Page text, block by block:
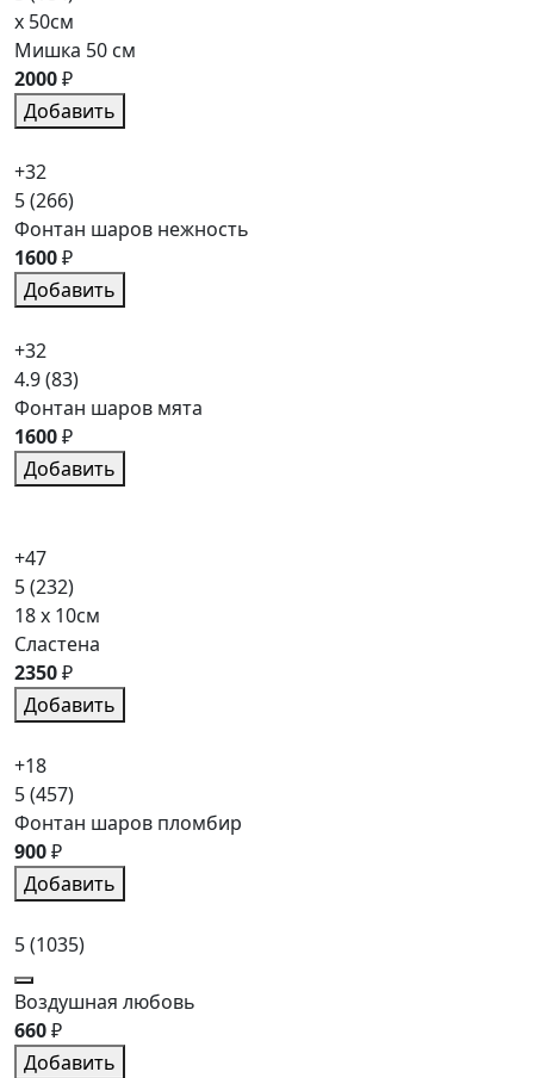
x 50см
Мишка 50 см
2000₽
Добавить
+32
5(266)
Фонтан шаров нежность
1600₽
Добавить
+32
4.9(83)
Фонтан шаров мята
1600₽
Добавить
+47
5(232)
18 x 10см
Сластена
2350₽
Добавить
+18
5(457)
Фонтан шаров пломбир
900₽
Добавить
5(1035)
Воздушная любовь
660₽
Добавить